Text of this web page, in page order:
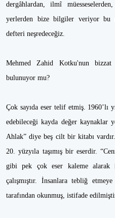
dergâhlardan, ilmî
yerlerden bize bilgiler veriyor bu
defteri neşredeceğiz.
Mehmed Zahid Kotku'nun
bulunuyor mu?
Çok sayıda eser telif etmiş. 1960’lı
edebileceği kayda değer kaynaklar
Ahlak” diye beş cilt bir kitabı
20. yüzyıla taşımış bir eserdir.
gibi pek çok eser kaleme alarak
çalışmıştır. İnsanlara tebliğ
tarafından okunmuş, istifade